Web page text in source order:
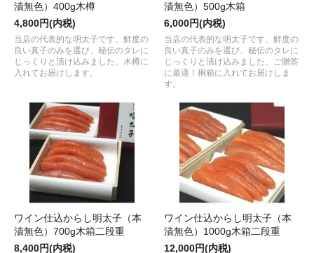
漬無色）400g木樽
4,800円(内税)
当店の代表的な明太子です、鮮度の
良い真子のみを選び、秘伝のタレに
じっくりと漬け込みました。木樽に
入れてお届けします。
漬無色）500g木箱
6,000円(内税)
当店の代表的な明太子です、鮮度の
良い真子のみを選び、秘伝のタレに
じっくりと漬け込みました。ご贈答
に最適！桐箱に入れてお届けしま
す。
ワイン仕込からし明太子（本
漬無色）700g木箱二段重
8,400円(内税)
ワイン仕込からし明太子（本
漬無色）1000g木箱二段重
12,000円(内税)